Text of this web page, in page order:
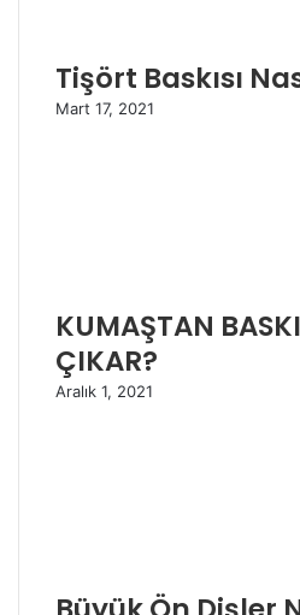
Tişört Baskısı
Mart 17, 2021
KUMAŞTAN
ÇIKAR?
Aralık 1, 2021